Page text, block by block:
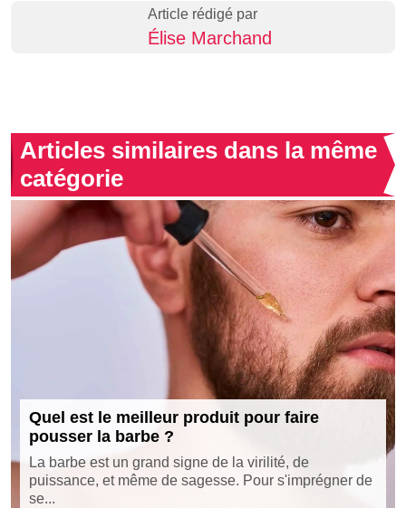
Article rédigé par
Élise Marchand
Articles similaires dans la même
catégorie
Quel est le meilleur produit pour faire
pousser la barbe ?
La barbe est un grand signe de la virilité, de
puissance, et même de sagesse. Pour s'imprégner de
se...